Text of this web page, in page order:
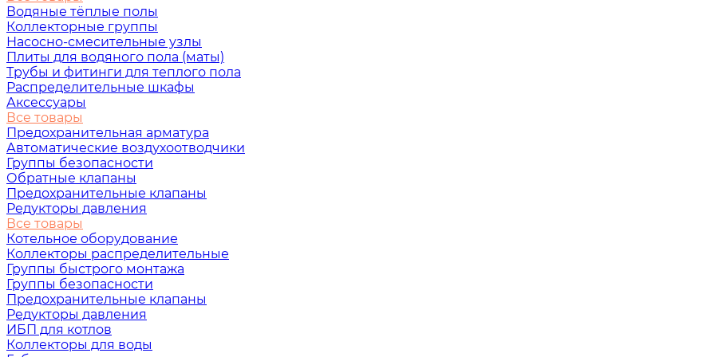
Водяные тёплые полы
Коллекторные группы
Насосно-смесительные узлы
Плиты для водяного пола (маты)
Трубы и фитинги для теплого пола
Распределительные шкафы
Аксессуары
Все товары
Предохранительная арматура
Автоматические воздухоотводчики
Группы безопасности
Обратные клапаны
Предохранительные клапаны
Редукторы давления
Все товары
Котельное оборудование
Коллекторы распределительные
Группы быстрого монтажа
Группы безопасности
Предохранительные клапаны
Редукторы давления
ИБП для котлов
Коллекторы для воды